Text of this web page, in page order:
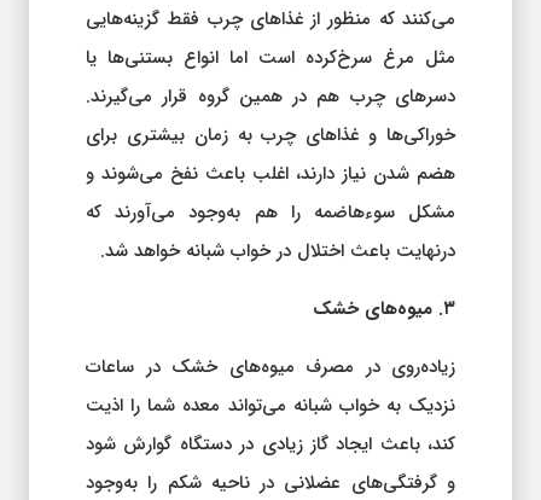
می‌کنند که منظور از غذاهای چرب فقط گزینه‌هایی
مثل مرغ سرخ‌کرده است اما انواع بستنی‌ها یا
دسرهای چرب هم در همین گروه قرار می‌گیرند.
خوراکی‌ها و غذاهای چرب به زمان بیشتری برای
هضم شدن نیاز دارند، اغلب باعث نفخ می‌شوند و
مشکل سوءهاضمه را هم به‌وجود می‌آورند که
درنهایت باعث اختلال در خواب شبانه خواهد شد.
۳. میوه‌های خشک
زیاده‌روی در مصرف میوه‌های خشک در ساعات
نزدیک به خواب شبانه می‌تواند معده شما را اذیت
کند، باعث ایجاد گاز زیادی در دستگاه گوارش شود
و گرفتگی‌های عضلانی در ناحیه شکم را به‌وجود